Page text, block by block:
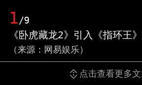
1/9
《卧虎藏龙2》引入《指环王
（来源：网易娱乐）
点击查看更多